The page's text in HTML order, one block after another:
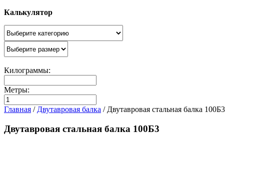
Калькулятор
Килограммы:
Метры:
Главная / Двутавровая балка / Двутавровая стальная балка 100Б3
Двутавровая стальная балка 100Б3